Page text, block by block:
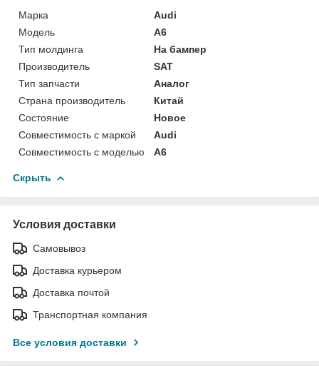
Марка
Audi
Модель
A6
Тип молдинга
На бампер
Производитель
SAT
Тип запчасти
Аналог
Страна производитель
Китай
Состояние
Новое
Совместимость с маркой
Audi
Совместимость с моделью
A6
Скрыть
Условия доставки
Самовывоз
Доставка курьером
Доставка почтой
Транспортная компания
Все условия доставки